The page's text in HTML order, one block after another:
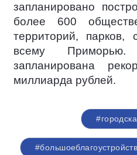
запланировано
более 600
территорий,
всему
запланирована
миллиарда рублей.